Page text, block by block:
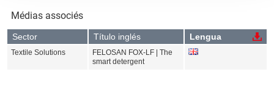
Médias associés
Sector Título inglés Lengua
Textile Solutions
FELOSAN FOX-LF | The
smart detergent